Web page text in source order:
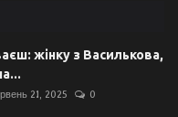
жінку з Василькова,
21, 2025 0